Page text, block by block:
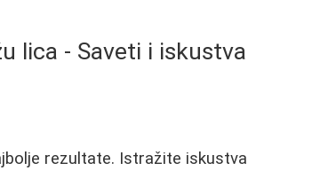
lica - Saveti i iskustva
rezultate. Istražite iskustva